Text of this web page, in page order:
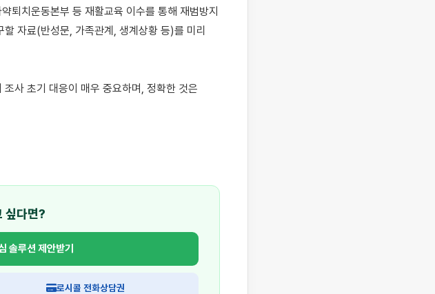
퇴치운동본부 등 재활교육 이수를 통해 재범방지
자료(반성문, 가족관계, 생계상황 등)를 미리
사 초기 대응이 매우 중요하며, 정확한 것은
싶다면?
솔루션 제안받기
로시콜 전화상담권